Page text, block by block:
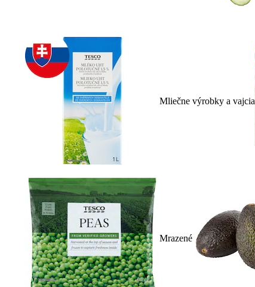
Mliečne výrobky a vajcia
Mrazené